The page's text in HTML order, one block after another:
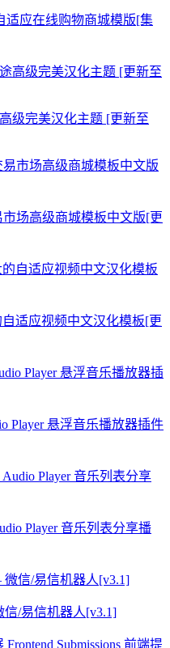
适应在线购物商城模版[集
级完美汉化主题 [更新至
市场高级商城模板中文版[更
自适应视频中文汉化模板[更
Player 悬浮音乐播放器插件
Player 音乐列表分享播
信/易信机器人[v3.1]